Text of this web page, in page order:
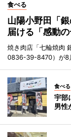
食べる
山陽小野田「
届ける「感動の
焼き肉店「七輪焼肉
0836-39-8470）が8
食べる
宇部
男性